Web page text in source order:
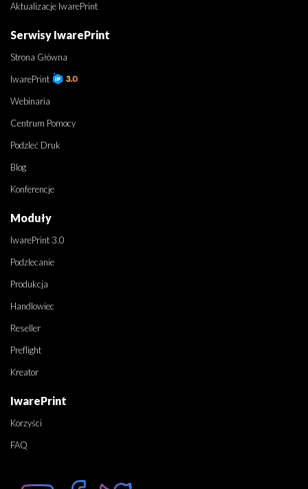
Aktualizacje IwarePrint
Serwisy IwarePrint
Strona Główna
IwarePrint
Webinaria
Centrum Pomocy
Podzleć Druk
Blog
Konferencje
Moduły
IwarePrint 3.0
Podzlecanie
Produkcja
Handlowiec
Reseller
Preflight
Kreator
IwarePrint
Korzyści
FAQ